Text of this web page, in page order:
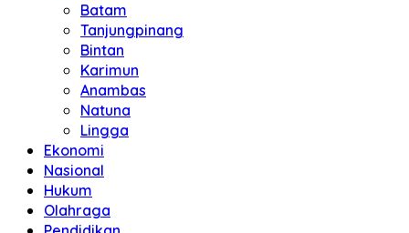
Batam
Tanjungpinang
Bintan
Karimun
Anambas
Natuna
Lingga
Ekonomi
Nasional
Hukum
Olahraga